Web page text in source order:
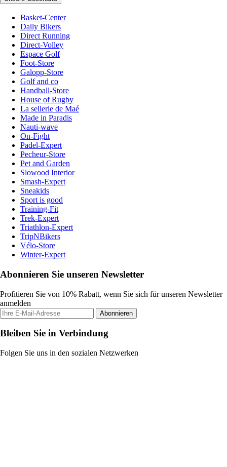
Basket-Center
Daily Bikers
Direct Running
Direct-Volley
Espace Golf
Foot-Store
Galopp-Store
Golf and co
Handball-Store
House of Rugby
La sellerie de Maé
Made in Paradis
Nauti-wave
On-Fight
Padel-Expert
Pecheur-Store
Pet and Garden
Slowood Interior
Smash-Expert
Sneakids
Sport is good
Training-Fit
Trek-Expert
Triathlon-Expert
TripNBikers
Vélo-Store
Winter-Expert
Abonnieren Sie unseren Newsletter
Profitieren Sie von 10% Rabatt, wenn Sie sich für unseren Newsletter
anmelden
Abonnieren
Bleiben Sie in Verbindung
Folgen Sie uns in den sozialen Netzwerken